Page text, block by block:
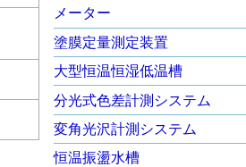
メーター
塗膜定量測定装置
大型恒温恒湿低温槽
分光式色差計測システム
変角光沢計測システム
恒温振盪水槽